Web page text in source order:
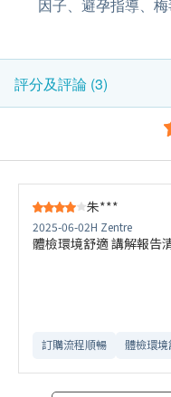
因子、避孕指導、
評分及評論 (3)
朱***
2025-06-02H Zentre
體檢環境舒適 講解報告
訂購流程順暢 體檢環境